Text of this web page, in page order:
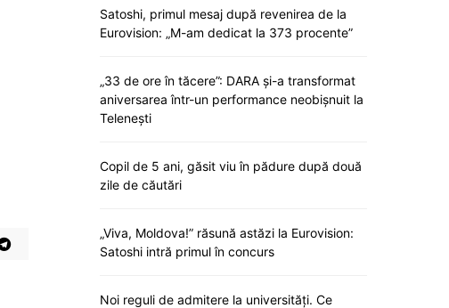
Satoshi, primul mesaj după revenirea de la
Eurovision: „M-am dedicat la 373 procente”
„33 de ore în tăcere”: DARA și-a transformat
aniversarea într-un performance neobișnuit la
Telenești
Copil de 5 ani, găsit viu în pădure după două
zile de căutări
„Viva, Moldova!” răsună astăzi la Eurovision:
Satoshi intră primul în concurs
Noi reguli de admitere la universități. Ce